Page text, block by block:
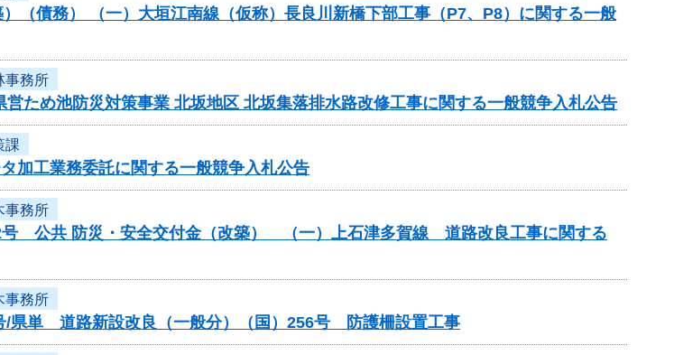
（債務） （一）大垣江南線（仮称）長良川新橋下部工事（P7、P8）に関する一般
事務所
営ため池防災対策事業 北坂地区 北坂集落排水路改修工事に関する一般競争入札公告
課
加工業務委託に関する一般競争入札公告
事務所
号 公共 防災・安全交付金（改築） （一）上石津多賀線 道路改良工事に関する
事務所
/県単 道路新設改良（一般分）（国）256号 防護柵設置工事